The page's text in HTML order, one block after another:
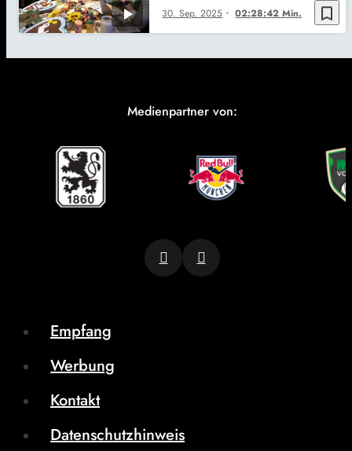
bookmark_border
30. Sep. 2025 02:28:42 Min.
Medienpartner von:
Empfang
Werbung
Kontakt
Datenschutzhinweis